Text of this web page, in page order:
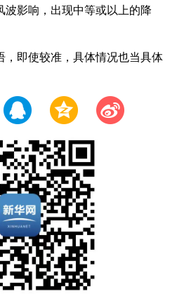
影响，出现中等或以上的降
即使较准，具体情况也当具体